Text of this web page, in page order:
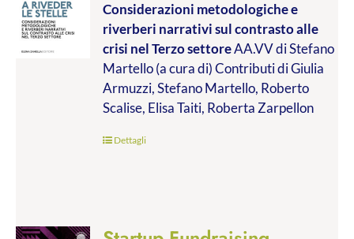
prezzo:
da
€9.99
a
€19.00
Considerazioni metodologiche e
riverberi narrativi sul contrasto alle
crisi nel Terzo settoreAA.VV di Stefano
Martello (a cura di) Contributi di Giulia
Armuzzi, Stefano Martello, Roberto
Scalise, Elisa Taiti, Roberta Zarpellon
Dettagli